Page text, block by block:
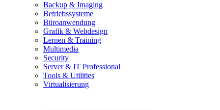
Backup & Imaging
Betriebssysteme
Büroanwendung
Grafik & Webdesign
Lernen & Training
Multimedia
Security
Server & IT Professional
Tools & Utilities
Virtualisierung